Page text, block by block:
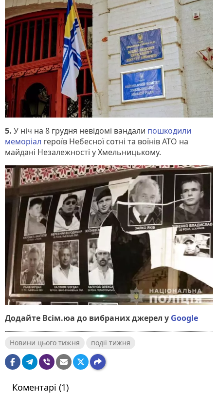
5. У ніч на 8 грудня невідомі вандали пошкодили
меморіал героїв Небесної сотні та воїнів АТО на
майдані Незалежності у Хмельницькому.
Додайте Всім.юа до вибраних джерел у Google
Новини цього тижня події тижня
Коментарі (1)